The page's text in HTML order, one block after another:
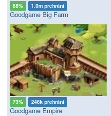
88% 1.0m přehrání
Goodgame Big Farm
73% 246k přehrání
Goodgame Empire